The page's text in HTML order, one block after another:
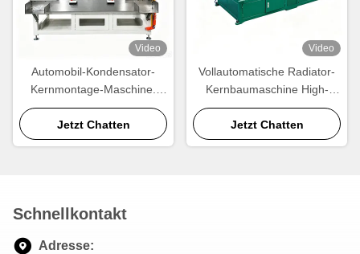
Video
Automobil-Kondensator-
Kernmontage-Maschine.
Automatische Rohr-
Anordnung und
Wärmetauscher-Kern-
Jetzt Chatten
Video
Vollautomatische Radiator-
Kernbaumaschine High-
Output Aluminium-
Kernmontage-Ausrüstung
Jetzt Chatten
Schnellkontakt
Adresse: